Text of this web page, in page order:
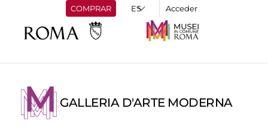
COMPRAR Acceder
GALLERIA D'ARTE MODERNA